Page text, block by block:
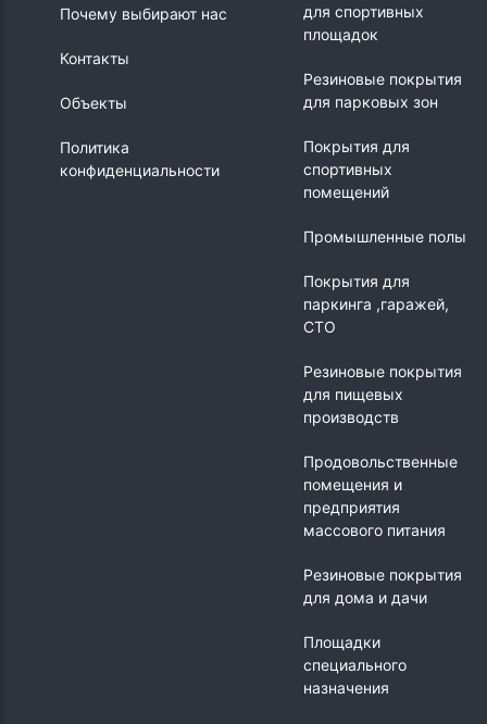
Почему выбирают нас
Контакты
Объекты
Политика
конфиденциальности
для спортивных
площадок
Резиновые покрытия
для парковых зон
Покрытия для
спортивных
помещений
Промышленные полы
Покрытия для
паркинга ,гаражей,
СТО
Резиновые покрытия
для пищевых
производств
Продовольственные
помещения и
предприятия
массового питания
Резиновые покрытия
для дома и дачи
Площадки
специального
назначения